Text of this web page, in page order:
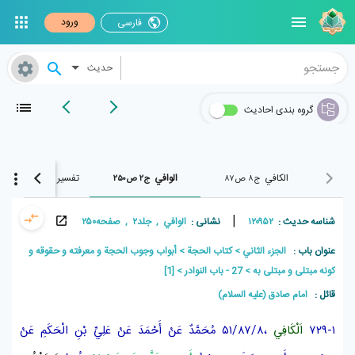
فارسی ورود
حدیث
گروه بندی احادیث
الکافي ج۸ ص۸۷ الوافي ج۲ ص۲۵۰ تفسیر البرهان
شناسه حدیث : ۱۲۰۹۵۲ | نشانی : الوافي , جلد۲ , صفحه۲۵۰
عنوان باب : الجزء الثاني كتاب الحجة
أبواب وجوب الحجة و معرفته و حقوقه و
كونه مبتلى و مبتلى به 27 - باب النوادر
[1]
قائل : امام صادق (علیه السلام)
۷۲۹-۱ اَلْكَافِي ،۵۱/۸۷/۸ مُحَمَّدٌ عَنْ أَحْمَدَ عَنْ عَلِيِّ بْنِ الْحَكَمِ عَنْ